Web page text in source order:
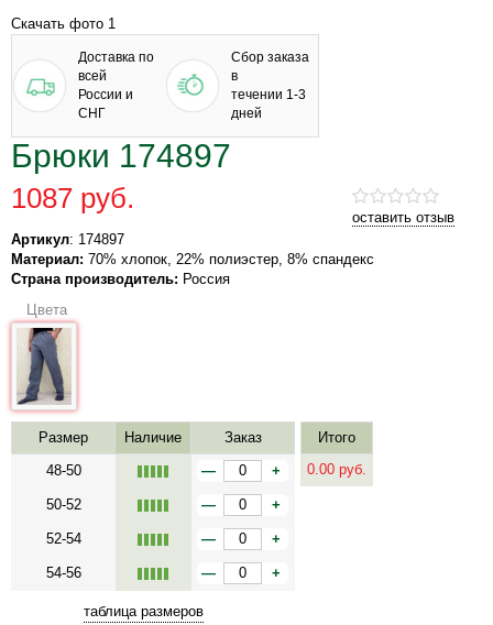
Скачать фото 1
Доставка по
всей
России и
СНГ
Сбор заказа
в
течении 1-3
дней
Брюки 174897
оставить отзыв
1087 руб.
Артикул: 174897
Материал: 70% хлопок, 22% полиэстер, 8% спандекс
Страна производитель: Россия
Цвета
Размер Наличие
Заказ
48-50
— +
50-52 — +
52-54 — +
54-56 — +
Итого
0.00 руб.
таблица размеров